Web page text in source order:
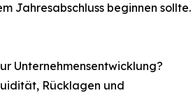
Jahresabschluss beginnen sollte.
Unternehmensentwicklung?
Rücklagen und